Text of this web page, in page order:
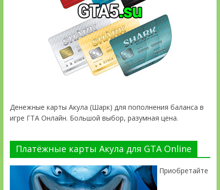
Денежные карты Акула (Шарк) для пополнения баланса в
игре ГТА Онлайн. Большой выбор, разумная цена.
Платёжные карты Акула для GTA Online
Приобретайте